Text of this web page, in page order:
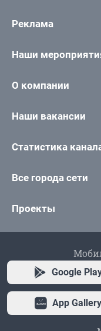
Реклама
Наши
О компании
Наши вакансии
Статистика
Все города сети
Проекты
Google
App Gallery